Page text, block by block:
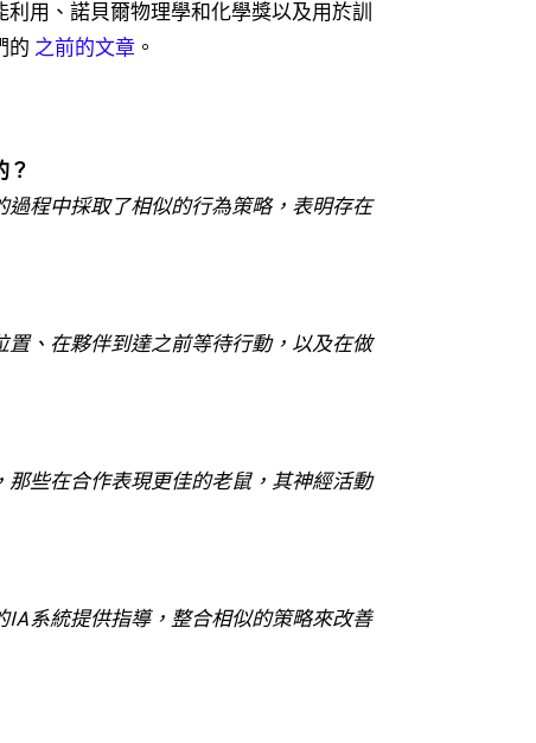
用、諾貝爾物理學和化學獎以及用於訓
的 之前的文章 。
？
程中採取了相似的行為策略，表明存在
、在夥伴到達之前等待行動，以及在做
些在合作表現更佳的老鼠，其神經活動
系統提供指導，整合相似的策略來改善